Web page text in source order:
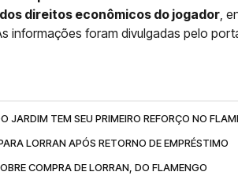
direitos econômicos do jogador,
informações foram divulgadas pelo portal
JARDIM TEM SEU PRIMEIRO REFORÇO NO
LORRAN APÓS RETORNO DE EMPRÉSTIMO
COMPRA DE LORRAN, DO FLAMENGO